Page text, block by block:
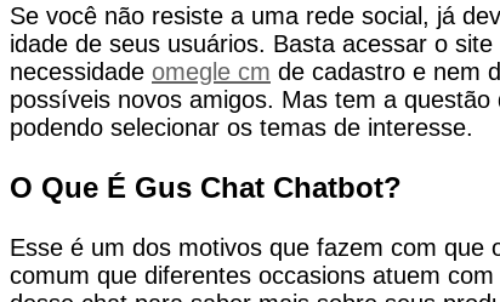
Se você não resiste a uma rede social, já
idade de seus usuários. Basta acessar o
necessidade omegle cm de cadastro e nem
possíveis novos amigos. Mas tem a
podendo selecionar os temas de interesse.
O Que É Gus Chat Chatbot?
Esse é um dos motivos que fazem com que
comum que diferentes occasions atuem